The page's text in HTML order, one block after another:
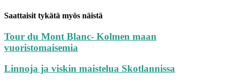
Saattaisit tykätä myös näistä
Tour du Mont Blanc- Kolmen maan
vuoristomaisemia
Linnoja ja viskin maistelua Skotlannissa